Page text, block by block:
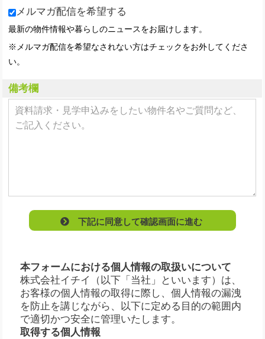
メルマガ配信を希望する
最新の物件情報や暮らしのニュースをお届けします。
※メルマガ配信を希望なされない方はチェックをお外してくださ
い。
備考欄
下記に同意して確認画面に進む
本フォームにおける個人情報の取扱いについて
株式会社イチイ（以下「当社」といいます）は、
お客様の個人情報の取得に際し、個人情報の漏洩
を防止を講じながら、以下に定める目的の範囲内
で適切かつ安全に管理いたします。
取得する個人情報